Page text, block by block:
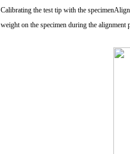
Calibrating the test tip with the
weight on the specimen during the alignment